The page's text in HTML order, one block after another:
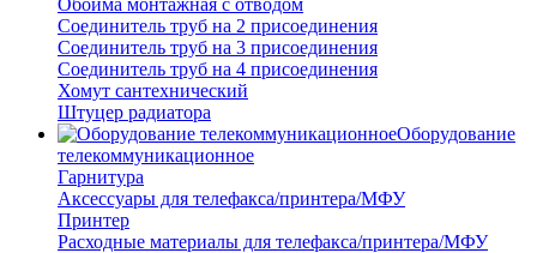
Соединитель труб на 2 присоединения
Соединитель труб на 3 присоединения
Соединитель труб на 4 присоединения
Хомут сантехнический
Штуцер радиатора
Оборудование
телекоммуникационное
Гарнитура
Аксессуары для телефакса/принтера/МФУ
Принтер
Расходные материалы для телефакса/принтера/МФУ